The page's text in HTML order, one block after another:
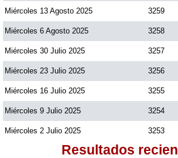
Miércoles 13 Agosto 2025 3259
Miércoles 6 Agosto 2025 3258
Miércoles 30 Julio 2025 3257
Miércoles 23 Julio 2025 3256
Miércoles 16 Julio 2025 3255
Miércoles 9 Julio 2025 3254
Miércoles 2 Julio 2025 3253
Resultados